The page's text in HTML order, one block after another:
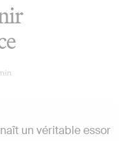
un véritable essor